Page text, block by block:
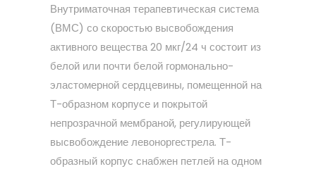
Внутриматочная терапевтическая система
(ВМС) со скоростью высвобождения
активного вещества 20 мкг/24 ч состоит из
белой или почти белой гормонально-
эластомерной сердцевины, помещенной на
Т-образном корпусе и покрытой
непрозрачной мембраной, регулирующей
высвобождение левоноргестрела. Т-
образный корпус снабжен петлей на одном